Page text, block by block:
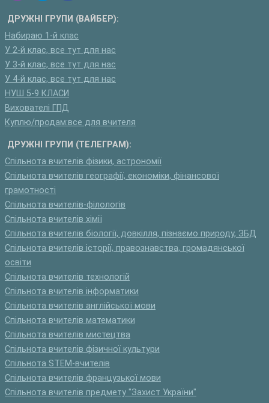
ДРУЖНІ ГРУПИ (ВАЙБЕР):
Набираю 1-й клас
У 2-й клас, все тут для нас
У 3-й клас, все тут для нас
У 4-й клас, все тут для нас
НУШ 5-9 КЛАСИ
Вихователі ГПД
Куплю/продам:все для вчителя
ДРУЖНІ ГРУПИ (ТЕЛЕГРАМ):
Спільнота вчителів фізики, астрономії
Спільнота вчителів географії, економіки, фінансової
грамотності
Спільнота вчителів-філологів
Спільнота вчителів хімії
Спільнота вчителів біології, довкілля, пізнаємо природу, ЗБД
Спільнота вчителів історії, правознавства, громадянської
освіти
Спільнота вчителів технологій
Спільнота вчителів інформатики
Спільнота вчителів англійської мови
Спільнота вчителів математики
Спільнота вчителів мистецтва
Спільнота вчителів фізичної культури
Спільнота STEM-вчителів
Спільнота вчителів французької мови
Спільнота вчителів предмету "Захист України"